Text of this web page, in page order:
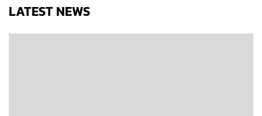
LATEST NEWS